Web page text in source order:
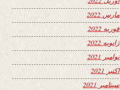
مارس 2022
فوریه 2022
ژانویه 2022
نوامبر 2021
اکتبر 2021
سپتامبر 2021